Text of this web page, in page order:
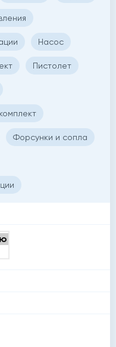
Насос
Пистолет
Форсунки и сопла